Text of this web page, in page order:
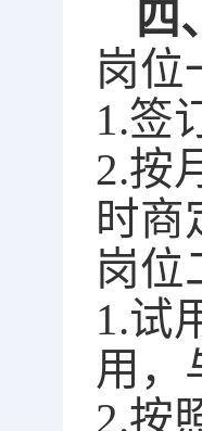
四
岗位
1.签
2.按
时商
岗位
1.试
用，
2.按